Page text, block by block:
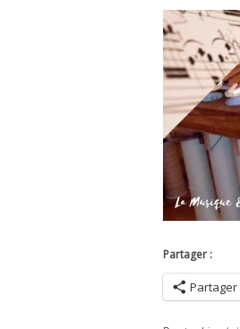
Partager :
Partager